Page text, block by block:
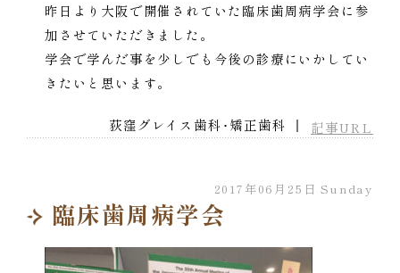
昨日より大阪で開催されていた臨床歯周病学会に参
加させていただきました。
学会で学んだ事を少しでも今後の診療にいかしてい
きたいと思います。
荻窪グレイス歯科･矯正歯科 ｜ 記事URL
2017年06月25日 Sunday
臨床歯周病学会